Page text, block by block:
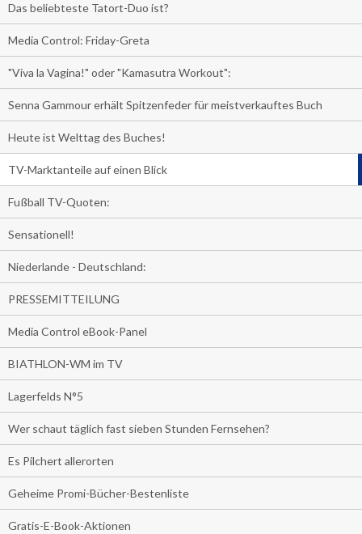
Das beliebteste Tatort-Duo ist?
Media Control: Friday-Greta
"Viva la Vagina!" oder "Kamasutra Workout":
Senna Gammour erhält Spitzenfeder für meistverkauftes Buch
Heute ist Welttag des Buches!
TV-Marktanteile auf einen Blick
Fußball TV-Quoten:
Sensationell!
Niederlande - Deutschland:
PRESSEMITTEILUNG
Media Control eBook-Panel
BIATHLON-WM im TV
Lagerfelds N°5
Wer schaut täglich fast sieben Stunden Fernsehen?
Es Pilchert allerorten
Geheime Promi-Bücher-Bestenliste
Gratis-E-Book-Aktionen